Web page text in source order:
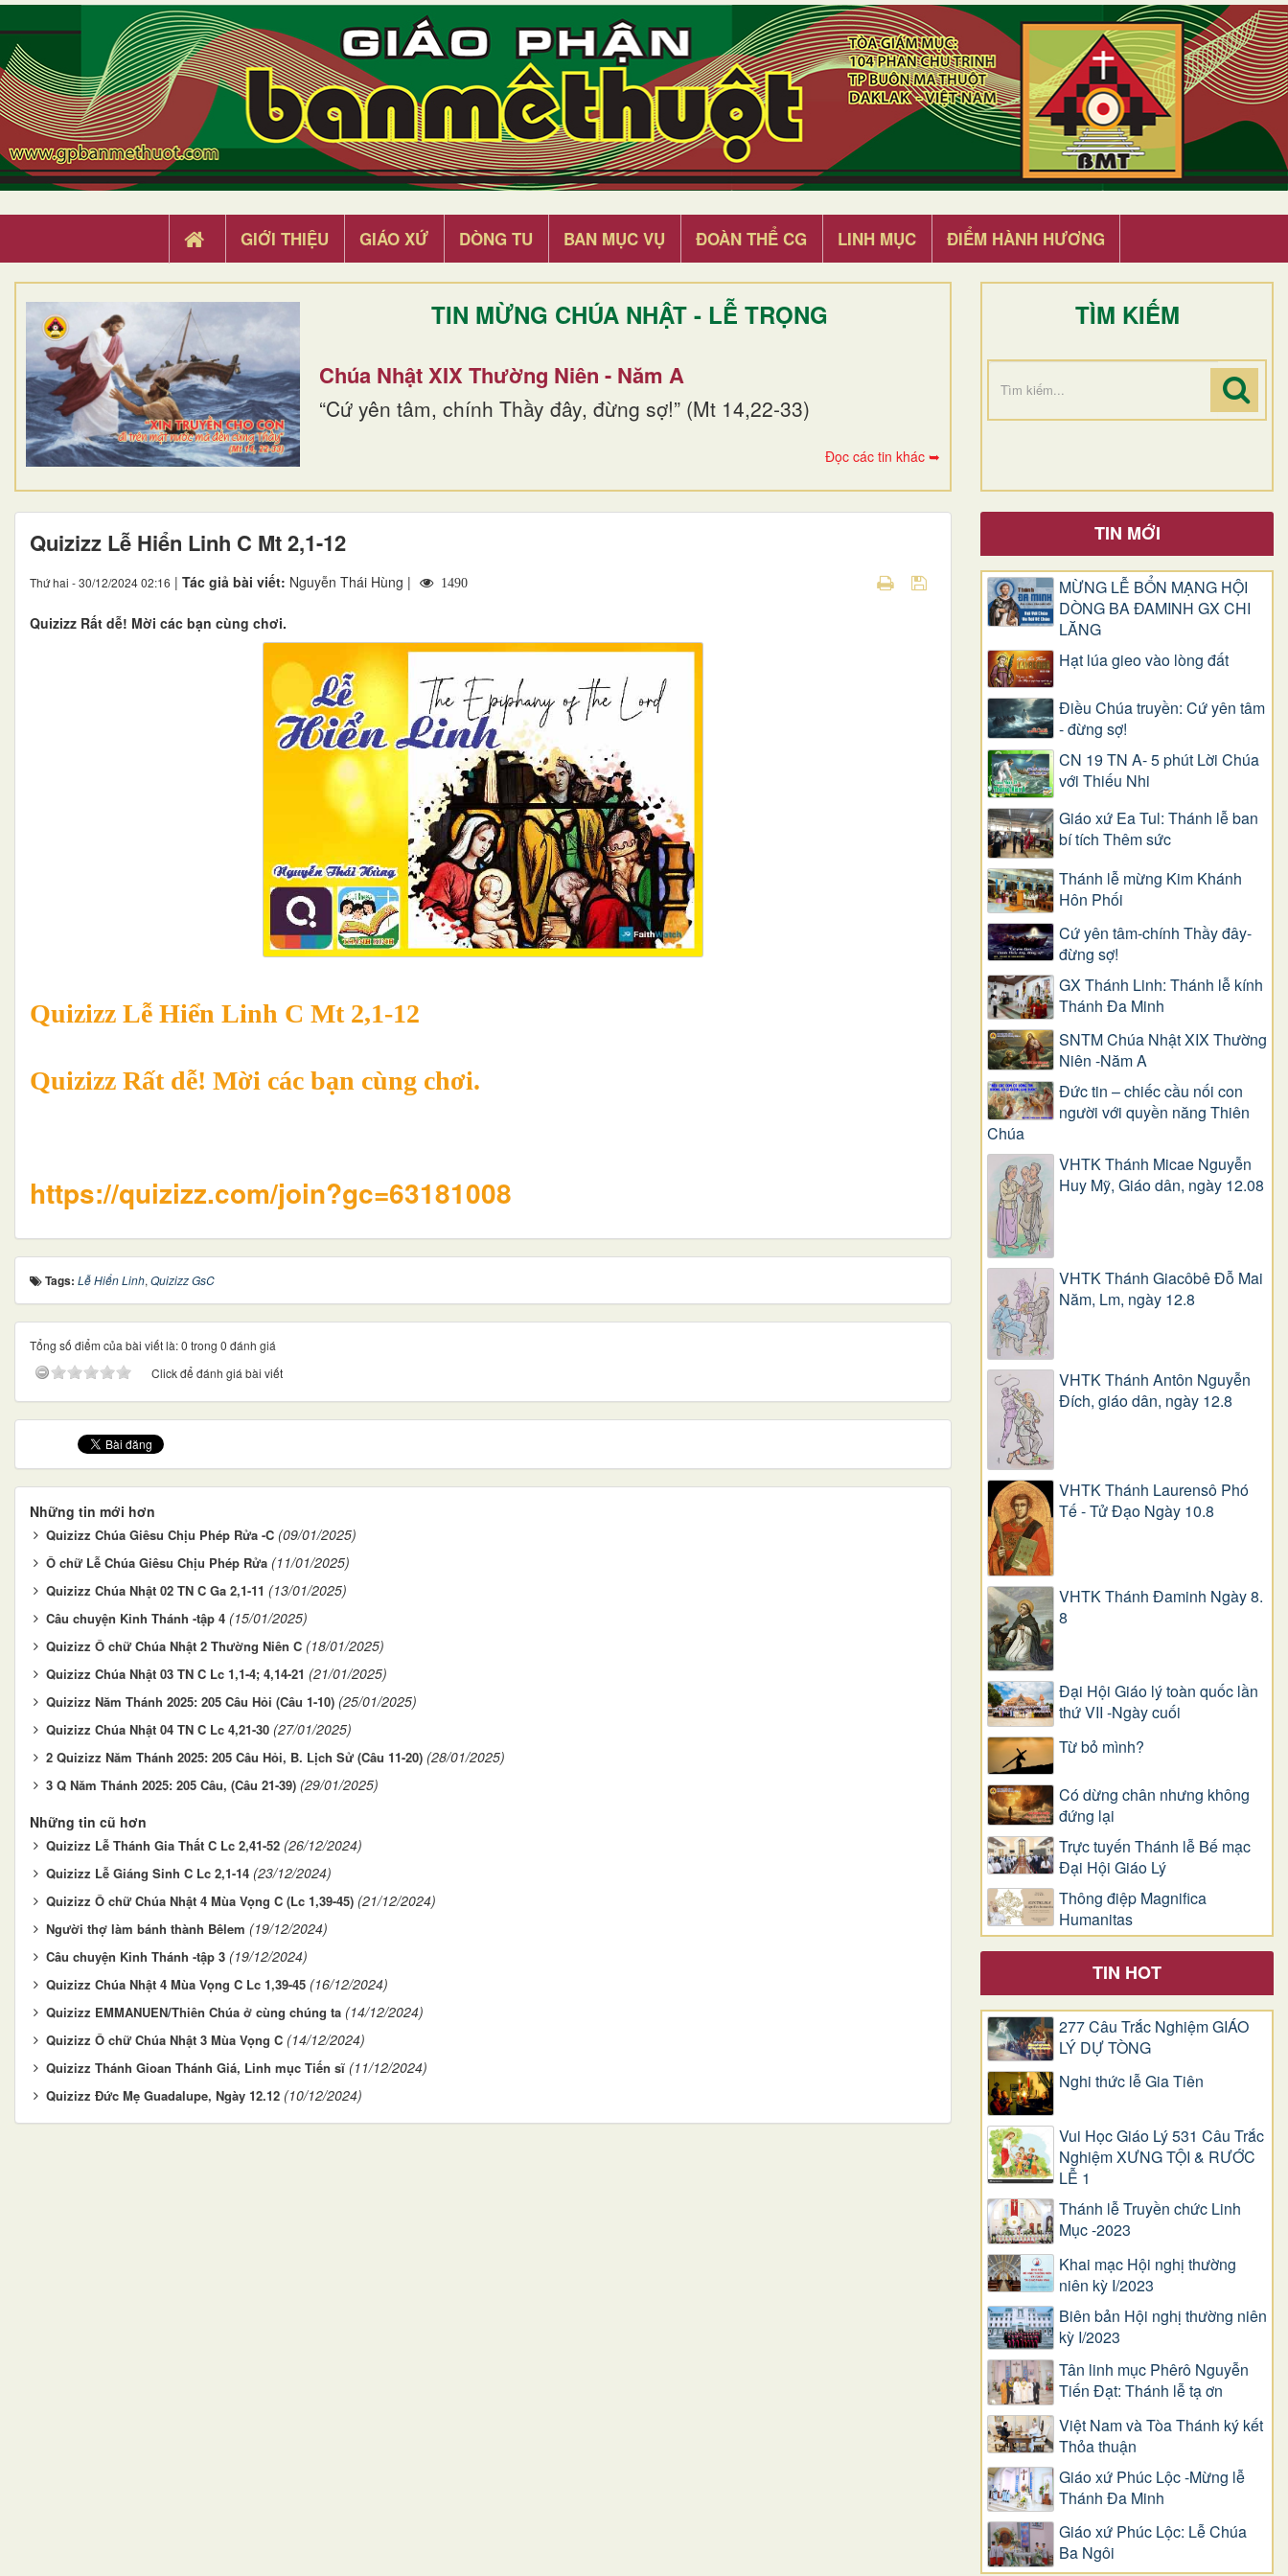
GIỚI THIỆU GIÁO XỨ DÒNG TU BAN MỤC VỤ ĐOÀN THỂ CG LINH MỤC ĐIỂM HÀNH HƯƠNG
TIN MỪNG CHÚA NHẬT - LỄ TRỌNG
Chúa Nhật XIX Thường Niên - Năm A
“Cứ yên tâm, chính Thầy đây, đừng sợ!” (Mt 14,22-33)
Đọc các tin khác ➥
TÌM KIẾM
Quizizz Lễ Hiển Linh C Mt 2,1-12
Thứ hai - 30/12/2024 02:16 | Tác giả bài viết: Nguyễn Thái Hùng | 1490
Quizizz Rất dễ! Mời các bạn cùng chơi.
Quizizz Lễ Hiển Linh C Mt 2,1-12
Quizizz Rất dễ! Mời các bạn cùng chơi.
https://quizizz.com/join?gc=63181008
Tags: Lễ Hiển Linh, Quizizz GsC
Tổng số điểm của bài viết là: 0 trong 0 đánh giá
Click để đánh giá bài viết
Những tin mới hơn
Quizizz Chúa Giêsu Chịu Phép Rửa -C (09/01/2025)
Ô chữ Lễ Chúa Giêsu Chịu Phép Rửa (11/01/2025)
Quizizz Chúa Nhật 02 TN C Ga 2,1-11 (13/01/2025)
Câu chuyện Kinh Thánh -tập 4 (15/01/2025)
Quizizz Ô chữ Chúa Nhật 2 Thường Niên C (18/01/2025)
Quizizz Chúa Nhật 03 TN C Lc 1,1-4; 4,14-21 (21/01/2025)
Quizizz Năm Thánh 2025: 205 Câu Hỏi (Câu 1-10) (25/01/2025)
Quizizz Chúa Nhật 04 TN C Lc 4,21-30 (27/01/2025)
2 Quizizz Năm Thánh 2025: 205 Câu Hỏi, B. Lịch Sử (Câu 11-20) (28/01/2025)
3 Q Năm Thánh 2025: 205 Câu, (Câu 21-39) (29/01/2025)
Những tin cũ hơn
Quizizz Lễ Thánh Gia Thất C Lc 2,41-52 (26/12/2024)
Quizizz Lễ Giáng Sinh C Lc 2,1-14 (23/12/2024)
Quizizz Ô chữ Chúa Nhật 4 Mùa Vọng C (Lc 1,39-45) (21/12/2024)
Người thợ làm bánh thành Bêlem (19/12/2024)
Câu chuyện Kinh Thánh -tập 3 (19/12/2024)
Quizizz Chúa Nhật 4 Mùa Vọng C Lc 1,39-45 (16/12/2024)
Quizizz EMMANUEN/Thiên Chúa ở cùng chúng ta (14/12/2024)
Quizizz Ô chữ Chúa Nhật 3 Mùa Vọng C (14/12/2024)
Quizizz Thánh Gioan Thánh Giá, Linh mục Tiến sĩ (11/12/2024)
Quizizz Đức Mẹ Guadalupe, Ngày 12.12 (10/12/2024)
TIN MỚI
MỪNG LỄ BỔN MẠNG HỘI
DÒNG BA ĐAMINH GX CHI
LĂNG
Hạt lúa gieo vào lòng đất
Điều Chúa truyền: Cứ yên tâm
- đừng sợ!
CN 19 TN A- 5 phút Lời Chúa
với Thiếu Nhi
Giáo xứ Ea Tul: Thánh lễ ban
bí tích Thêm sức
Thánh lễ mừng Kim Khánh
Hôn Phối
Cứ yên tâm-chính Thầy đây-
đừng sợ!
GX Thánh Linh: Thánh lễ kính
Thánh Đa Minh
SNTM Chúa Nhật XIX Thường
Niên -Năm A
Đức tin – chiếc cầu nối con
người với quyền năng Thiên
Chúa
VHTK Thánh Micae Nguyễn
Huy Mỹ, Giáo dân, ngày 12.08
VHTK Thánh Giacôbê Ðỗ Mai
Năm, Lm, ngày 12.8
VHTK Thánh Antôn Nguyễn
Ðích, giáo dân, ngày 12.8
VHTK Thánh Laurensô Phó
Tế - Tử Đạo Ngày 10.8
VHTK Thánh Đaminh Ngày 8.
8
Đại Hội Giáo lý toàn quốc lần
thứ VII -Ngày cuối
Từ bỏ mình?
Có dừng chân nhưng không
đứng lại
Trực tuyến Thánh lễ Bế mạc
Đại Hội Giáo Lý
Thông điệp Magnifica
Humanitas
TIN HOT
277 Câu Trắc Nghiệm GIÁO
LÝ DỰ TÒNG
Nghi thức lễ Gia Tiên
Vui Học Giáo Lý 531 Câu Trắc
Nghiệm XƯNG TỘI & RƯỚC
LỄ 1
Thánh lễ Truyền chức Linh
Mục -2023
Khai mạc Hội nghị thường
niên kỳ I/2023
Biên bản Hội nghị thường niên
kỳ I/2023
Tân linh mục Phêrô Nguyễn
Tiến Đạt: Thánh lễ tạ ơn
Việt Nam và Tòa Thánh ký kết
Thỏa thuận
Giáo xứ Phúc Lộc -Mừng lễ
Thánh Đa Minh
Giáo xứ Phúc Lộc: Lễ Chúa
Ba Ngôi